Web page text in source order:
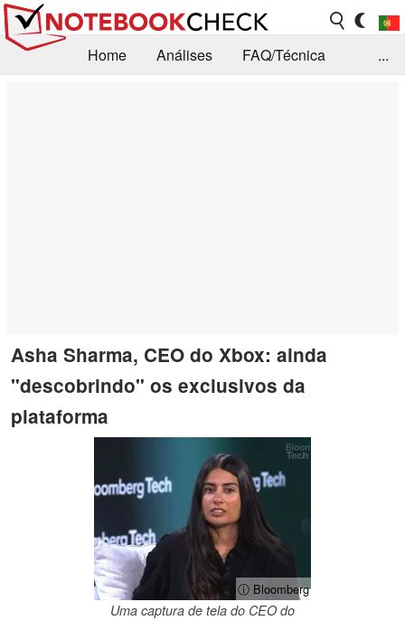
Home Análises
FAQ/Técnica
...
Asha Sharma, CEO do Xbox: ainda
"descobrindo" os exclusivos da
plataforma
ⓘ Bloomberg
Uma captura de tela do CEO do